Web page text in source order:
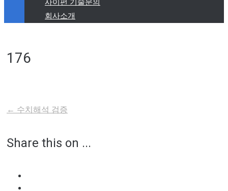
사이펀 기술문의
회사소개
176
navigation
← 수치해석 검증
Share this on ...